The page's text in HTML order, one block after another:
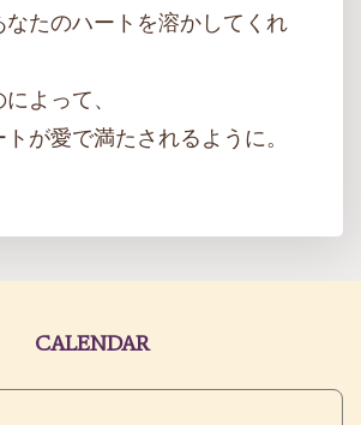
たのハートを溶かしてくれ
よって、
が愛で満たされるように。
CALENDAR